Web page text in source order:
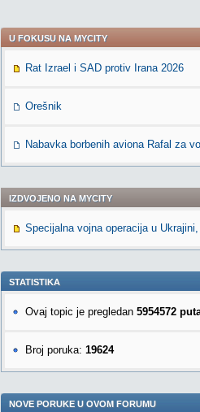
U FOKUSU NA MYCITY
Rat Izrael i SAD protiv Irana 2026
Orešnik
Nabavka borbenih aviona Rafal za
IZDVOJENO NA MYCITY
Specijalna vojna operacija u
STATISTIKA
Ovaj topic je pregledan 5954572
Broj poruka: 19624
NOVE PORUKE U OVOM FORUMU